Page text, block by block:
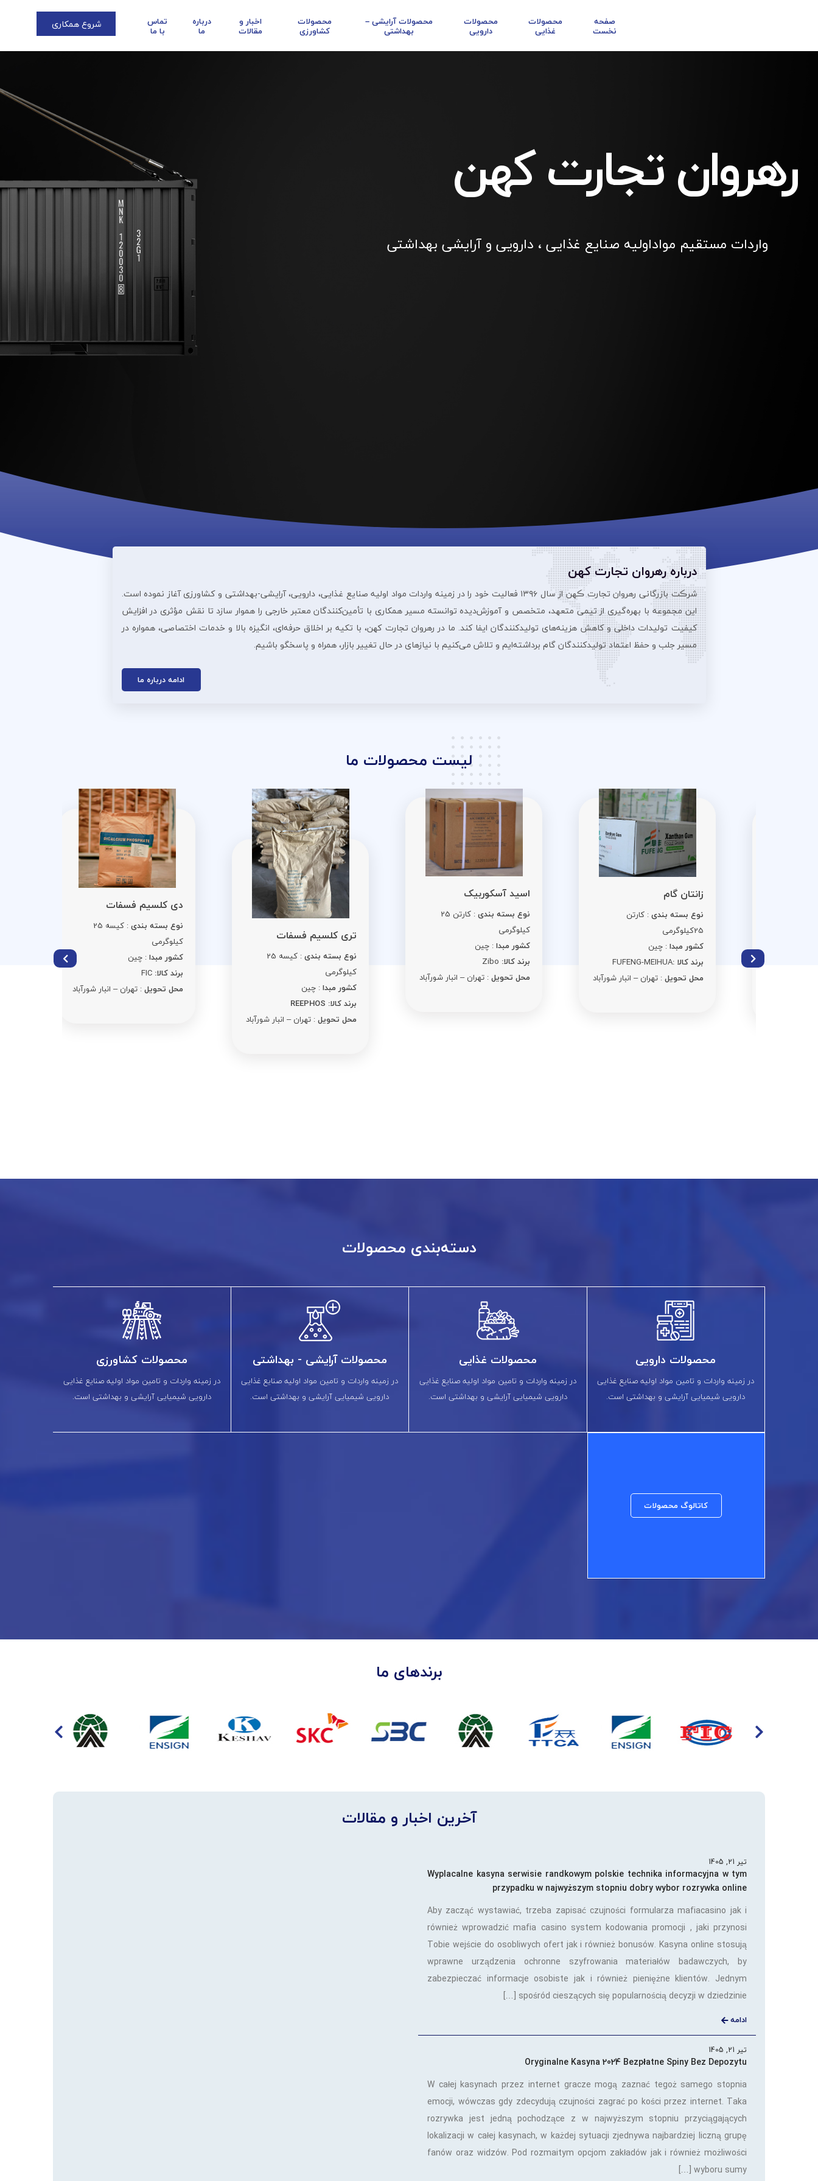
صفحه
نخست
محصولات
غذایی
محصولات
دارویی
محصولات آرایشی –
بهداشتی
محصولات
کشاورزی
اخبار و
مقالات
درباره
ما
تماس
با ما شروع همکاری
رهروان تجارت کهن
واردات مستقیم مواداولیه صنایع غذایی ، دارویی و آرایشی بهداشتی
درباره رهروان تجارت کهن
شرڪت بازرگانی رهروان تجارت ڪهن از سال ۱۳۹۶ فعالیت خود را در زمینه واردات مواد اولیه صنایع غذایی، دارویی، آرایشی‌-بهداشتی و کشاورزی آغاز نموده است.
این مجموعه با بهره‌گیری از تیمی متعهد، متخصص و آموزش‌دیده توانسته مسیر همکاری با تأمین‌کنندگان معتبر خارجی را هموار سازد تا نقش مؤثری در افزایش
کیفیت تولیدات داخلی و کاهش هزینه‌های تولیدکنندگان ایفا کند. ما در رهروان تجارت کهن، با تکیه بر اخلاق حرفه‌ای، انگیزه بالا و خدمات اختصاصی، همواره در
مسیر جلب و حفظ اعتماد تولیدکنندگان گام برداشته‌ایم و تلاش می‌کنیم با نیازهای در حال تغییر بازار، همراه و پاسخگو باشیم.
ادامه درباره ما
لیست محصولات ما
زانتان گام
نوع بسته بندی: کارتن
کشور مبدا: چین
برند کالا :FUFENG-MEIHUA
محل تحویل : تهران – انبار شورآباد
اسید آسکوربیک
نوع بسته بندی
: کارتن 25
کیلوگرمی
کشور مبدا: چین
برند کالا:Zibo
محل تحویل : تهران – انبار شورآباد
تری کلسیم فسفات
نوع بسته بندی
: کیسه 25
کیلوگرمی
کشور مبدا: چین
برند کالا: REEPHOS
محل تحویل : تهران – انبار شورآباد
دی کلسیم فسفات
نوع بسته بندی
: کیسه 25
کیلوگرمی
کشور مبدا: چین
برند کالا:FIC
محل تحویل : تهران – انبار شورآباد
دسته‌بندی محصولات
محصولات دارویی
در زمینه واردات و تامین مواد اولیه صنایع غذایی
دارویی شیمیایی آرایشی و بهداشتی است.
محصولات غذایی
در زمینه واردات و تامین مواد اولیه صنایع غذایی
دارویی شیمیایی آرایشی و بهداشتی است.
محصولات آرایشی - بهداشتی
در زمینه واردات و تامین مواد اولیه صنایع غذایی
دارویی شیمیایی آرایشی و بهداشتی است.
محصولات کشاورزی
در زمینه واردات و تامین مواد اولیه صنایع غذایی
دارویی شیمیایی آرایشی و بهداشتی است.
کاتالوگ محصولات
برندهای ما
آخرین اخبار و مقالات
تیر 21, 1405
Wyplacalne kasyna serwisie randkowym polskie technika informacyjna w tym
przypadku w najwyższym stopniu dobry wybor rozrywka online
Aby zacząć wystawiać, trzeba zapisać czujności formularza mafiacasino jak i
również wprowadzić mafia casino system kodowania promocji , jaki przynosi
Tobie wejście do osobliwych ofert jak i również bonusów. Kasyna online stosują
wprawne urządzenia ochronne szyfrowania materiałów badawczych, by
zabezpieczać informacje osobiste jak i również pieniężne klientów. Jednym
spośród cieszących się popularnością decyzji w dziedzinie […]
ادامه
تیر 21, 1405
Oryginalne Kasyna 2024 Bezpłatne Spiny Bez Depozytu
W całej kasynach przez internet gracze mogą zaznać tegoż samego stopnia
emocji, wówczas gdy zdecydują czujności zagrać po kości przez internet. Taka
rozrywka jest jedną pochodzące z w najwyższym stopniu przyciągających
lokalizacji w całej kasynach, w każdej sytuacji zjednywa najbardziej liczną grupę
fanów oraz widzów. Pod rozmaitym opcjom zakładów jak i również możliwości
wyboru sumy […]